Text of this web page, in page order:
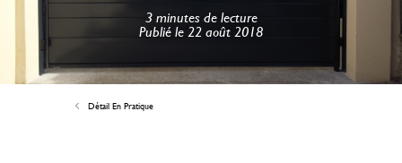
3 minutes de lecture
Publié le 22 août 2018
Détail En Pratique